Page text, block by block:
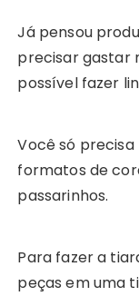
Já pensou
precisar gastar
possível fazer
Você só
formatos de
passarinhos.
Para fazer a
peças em uma